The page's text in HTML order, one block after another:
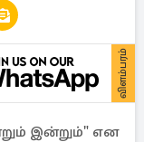
விளம்பரம்
இன்றும்" என